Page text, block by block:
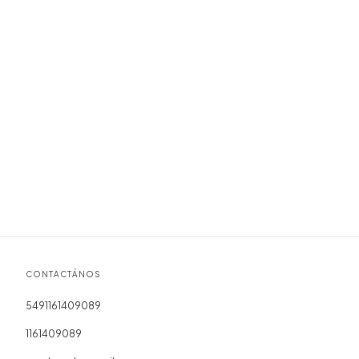
CONTACTÁNOS
5491161409089
1161409089